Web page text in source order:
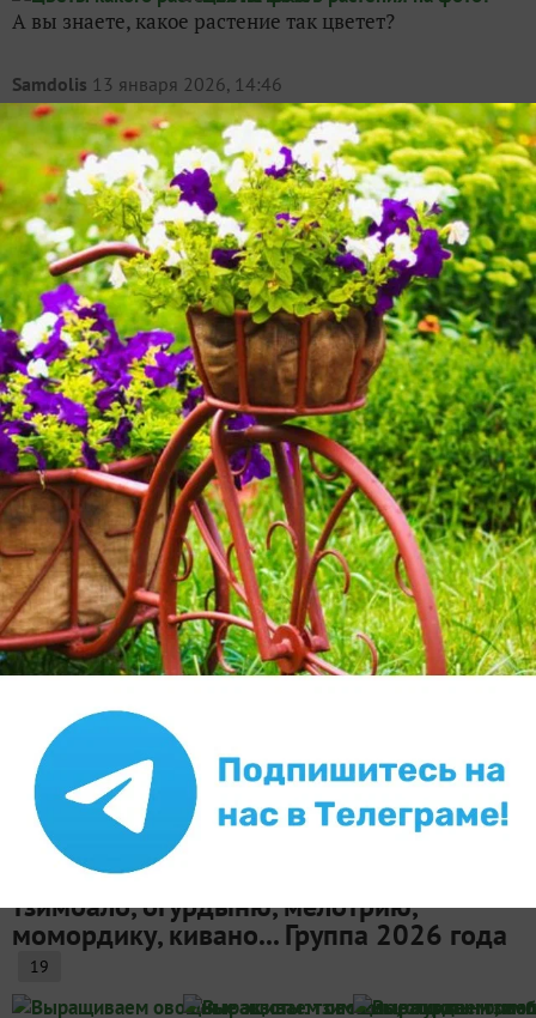
А вы знаете, какое растение так цветет?
Samdolis 13 января 2026, 14:46
От рогатого огурца до морской спаржи:
16 диковинок с дачных грядок — и как
их вырастить 60
Нынешним огородникам несказанно повезло: у них
есть возможность вырастить такие овощи, о которых
на заре моего огородничества никто слыхом не
слыхивал. И дело не только в азарте
экспериментатора: зачастую экзотические (пока!)
культуры намного...
Tangeya 7 января 2025, 20:27 в клуб «Вместе выращивать
цветы и урожай легче и интереснее»
Выращиваем "экзоты": кивано,
мелотрию, момордику, тзимбало,
кассабанану, огурдыни... Группа 2025
года 200
Такая группа у нас организована впервые. В работу
взяты семена достаточно редко выращиваемых
овощей — кивано, мелотрии, момордики, тзимбало,
огурдыни, люффы, питахайи и других не совсем
обычных диковинок. Если вы решили в новом году...
Tangeya 28 апреля 2026, 17:38 в клуб «Вместе выращивать
цветы и урожай легче и интереснее
Выращиваем овощные экзоты:
тзимбало, огурдыню, мелотрию,
момордику, кивано... Группа 2026 года
19